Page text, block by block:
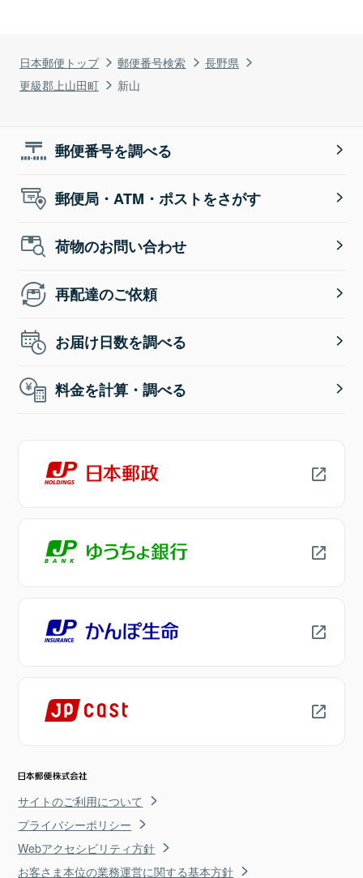
日本郵便トップ 郵便番号検索
長野県
更級郡上山田町
新山
郵便番号を調べる
郵便局・ATM・ポストをさがす
荷物のお問い合わせ
再配達のご依頼
お届け日数を調べる
料金を計算・調べる
サイトのご利用について
プライバシーポリシー
Webアクセシビリティ方針
お客さま本位の業務運営に関する基本方針